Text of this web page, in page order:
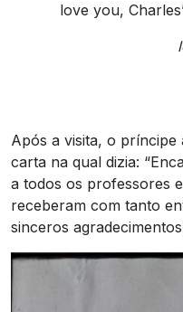
love you,
Após a visita, o príncipe
carta na qual dizia:
a todos os professores
receberam com tanto
sinceros